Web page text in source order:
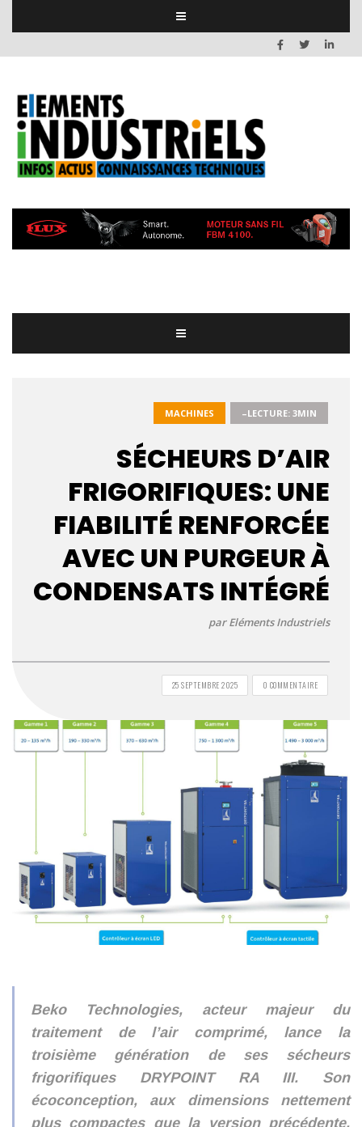
MACHINES –LECTURE: 3MIN
SÉCHEURS D’AIR
FRIGORIFIQUES: UNE
FIABILITÉ RENFORCÉE
AVEC UN PURGEUR À
CONDENSATS INTÉGRÉ
par Eléments Industriels
25 SEPTEMBRE 2025 0 COMMENTAIRE
Beko Technologies, acteur majeur du
traitement de l’air comprimé, lance la
troisième génération de ses sécheurs
frigorifiques DRYPOINT RA III. Son
écoconception, aux dimensions nettement
plus compactes que la version précédente,